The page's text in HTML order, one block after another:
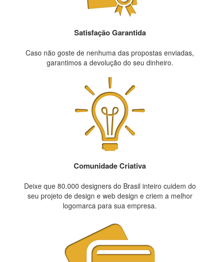
Satisfação Garantida
Caso não goste de nenhuma das propostas enviadas,
garantimos a devolução do seu dinheiro.
Comunidade Criativa
Deixe que 80.000 designers do Brasil inteiro cuidem do
seu projeto de design e web design e criem a melhor
logomarca para sua empresa.